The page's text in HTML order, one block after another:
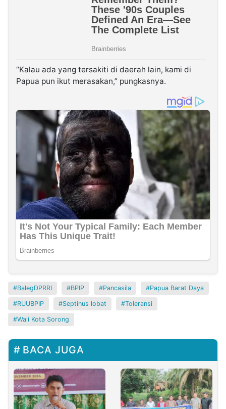
“Kalau ada yang tersakiti di daerah lain, kami di
Papua pun ikut merasakan,” pungkasnya.
BalegDPRRI BPIP Pancasila Papua Barat Daya
RUUBPIP Septinus lobat Toleransi
Wali Kota Sorong
BACA JUGA